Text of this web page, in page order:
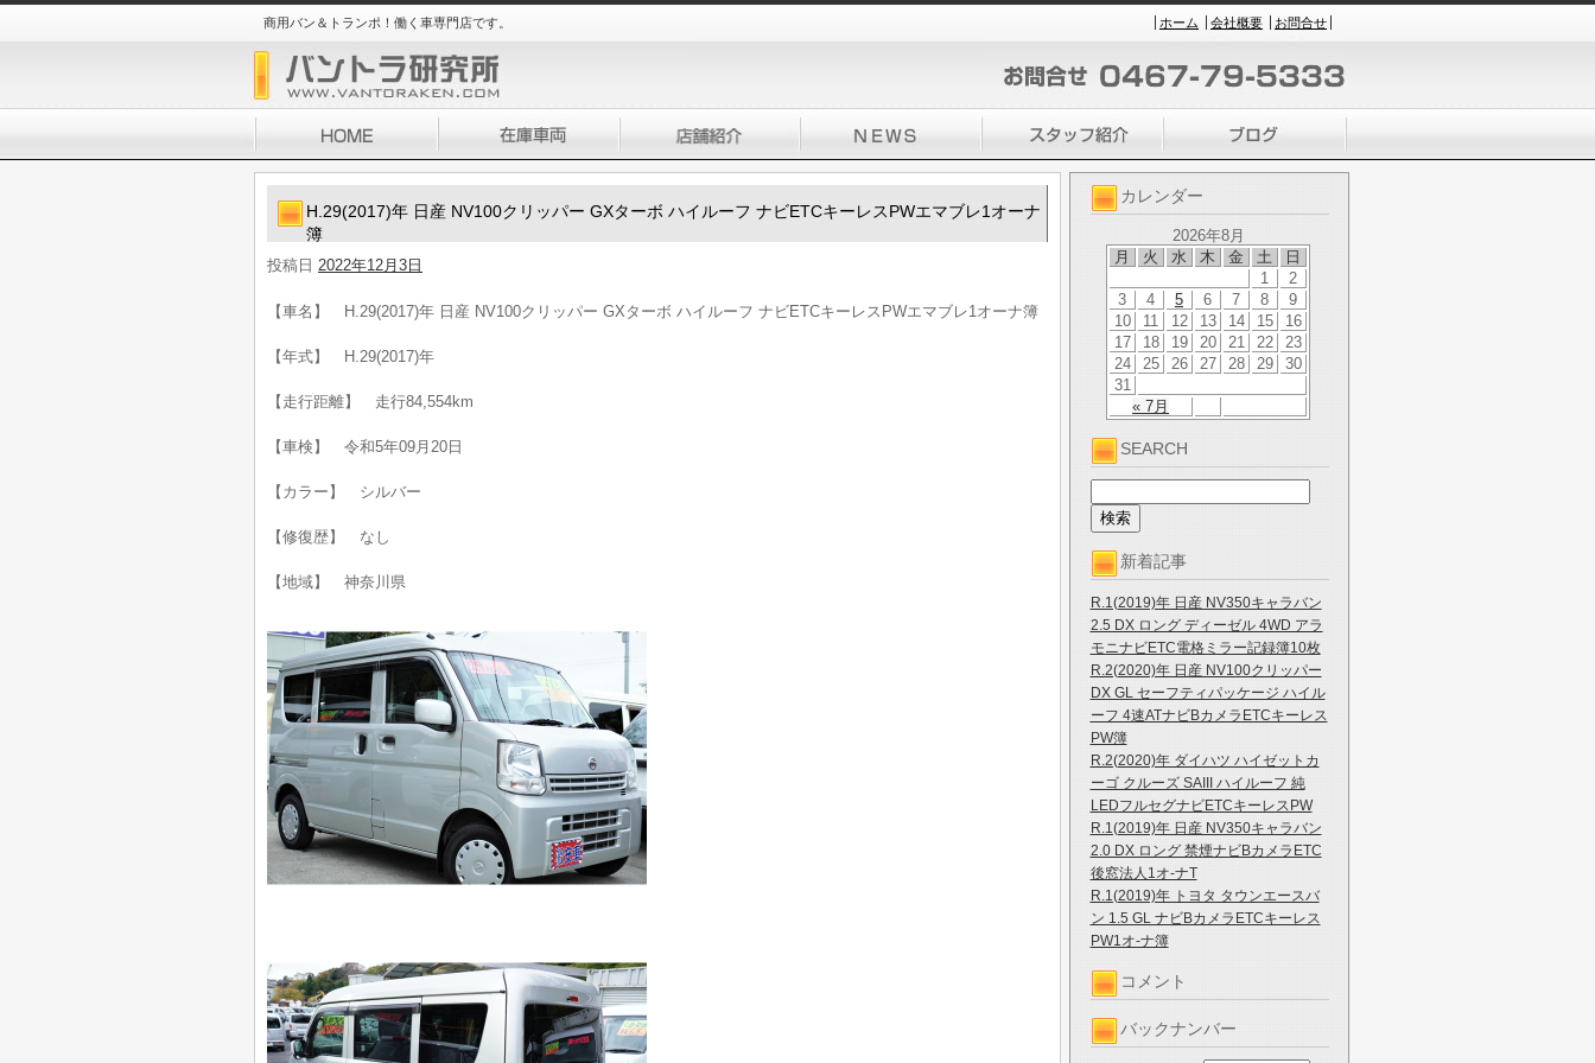
商用バン＆トランポ！働く車専門店です。 ホーム 会社概要 お問合せ
カレンダー
2026年8月
月
火 水 木 金 土 日
« 7月
1
2
3
4 5 6 7 8
9
10
11 12 13 14 15
16
17
18 19 20 21 22
23
24
25 26 27 28 29
30
31
SEARCH
新着記事
R.1(2019)年 日産 NV350キャラバン
2.5 DX ロング ディーゼル 4WD アラ
モニナビETC電格ミラー記録簿10枚
R.2(2020)年 日産 NV100クリッパー
DX GL セーフティパッケージ ハイル
ーフ 4速ATナビBカメラETCキーレス
PW簿
R.2(2020)年 ダイハツ ハイゼットカ
ーゴ クルーズ SAIII ハイルーフ 純
LEDフルセグナビETCキーレスPW
R.1(2019)年 日産 NV350キャラバン
2.0 DX ロング 禁煙ナビBカメラETC
後窓法人1オ-ナT
R.1(2019)年 トヨタ タウンエースバ
ン 1.5 GL ナビBカメラETCキーレス
PW1オ-ナ簿
コメント
バックナンバー
H.29(2017)年 日産 NV100クリッパー GXターボ ハイルーフ ナビETCキーレスPWエマブレ1オーナ
簿
投稿日 2022年12月3日
【車名】 H.29(2017)年 日産 NV100クリッパー GXターボ ハイルーフ ナビETCキーレスPWエマブレ1オーナ簿
【年式】 H.29(2017)年
【走行距離】 走行84,554km
【車検】 令和5年09月20日
【カラー】 シルバー
【修復歴】 なし
【地域】 神奈川県